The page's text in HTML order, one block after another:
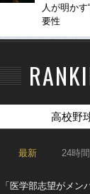
人が明かす
要性
高校野
最新 24時間
「医学部志望がメン